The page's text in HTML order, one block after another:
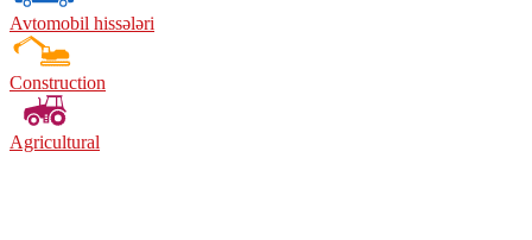
Avtomobil hissələri
Construction
Agricultural